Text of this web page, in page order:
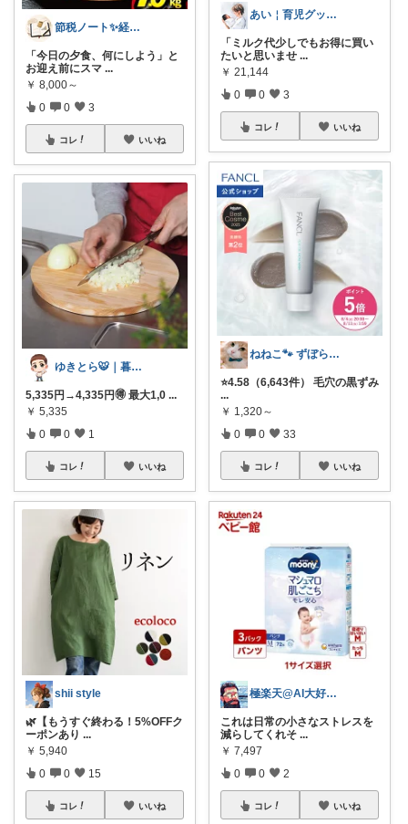
節税ノート✨経営者のふるさと納税
「今日の夕食、何にしよう」と
お迎え前にスマ ...
￥ 8,000～
0 0 3
コレ いいね
ゆきとら🐯｜暮らしをラクにしたいパパ
5,335円→4,335円🉐 最大1,0 ...
￥ 5,335
0 0 1
コレ いいね
shii style
🌿【もうすぐ終わる！5%OFFク
ーポンあり ...
￥ 5,940
0 0 15
コレ いいね
あい￤育児グッズ・暮らしの便利グッズ
「ミルク代少しでもお得に買い
たいと思いませ ...
￥ 21,144
0 0 3
コレ いいね
ねねこ🐾 ずぼらママの丁寧な暮らし
⭐️4.58（6,643件） 毛穴の黒ずみ
...
￥ 1,320～
0 0 33
コレ いいね
極楽天@AI大好きおじさんｗ
これは日常の小さなストレスを
減らしてくれそ ...
￥ 7,497
0 0 2
コレ いいね